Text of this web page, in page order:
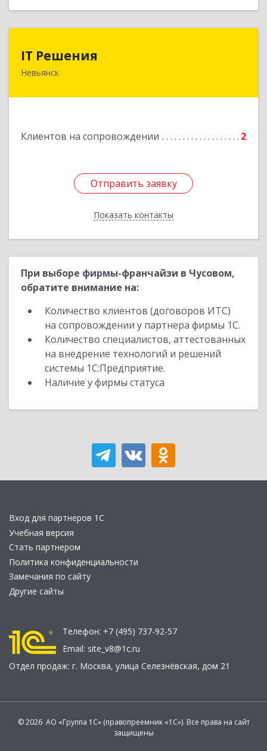
IT Решения
Невьянск
Клиентов на сопровождении 2
Отправить заявку
Показать контакты
Отправить заявку
Назад
При выборе фирмы-франчайзи в Чусовом,
обратите внимание на:
Количество клиентов (договоров ИТС)
на сопровождении у партнера фирмы 1С.
Количество специалистов, аттестованных
на внедрение технологий и решений
системы 1С:Предприятие.
Наличие у фирмы статуса
Вход для партнеров 1С
Учебная версия
Стать партнером
Политика конфиденциальности
Замечания по сайту
Другие сайты
Телефон: +7 (495) 737-92-57
Email: site_v8@1c.ru
Отдел продаж: г. Москва, улица Селезнёвская, дом 21
© 2026 АО «Группа 1С» (правопреемник «1С»). Все права на сайт
защищены